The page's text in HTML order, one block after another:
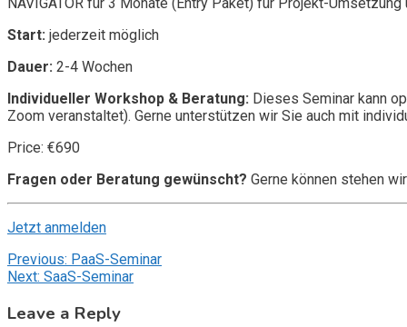
Start: jederzeit möglich
Dauer: 2-4 Wochen
Individueller Workshop & Beratung: Dieses Seminar kann
Zoom veranstaltet). Gerne unterstützen wir Sie auch mit
Price: €690
Fragen oder Beratung gewünscht? Gerne können stehen
Jetzt anmelden
Post
navigation
Previous: PaaS-Seminar
Next: SaaS-Seminar
Leave a Reply